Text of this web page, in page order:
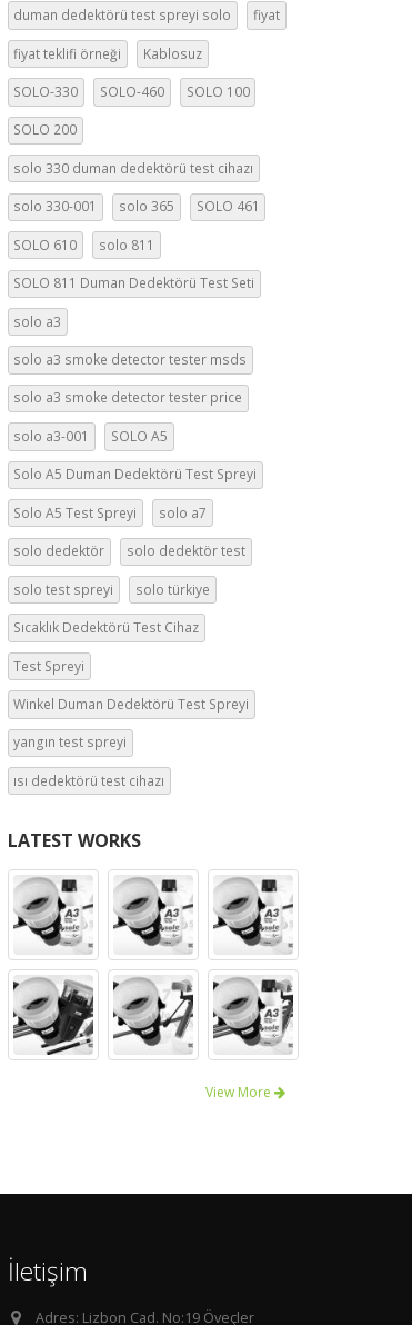
duman dedektörü test spreyi solo fiyat
fiyat teklifi örneği Kablosuz
SOLO-330 SOLO-460 SOLO 100
SOLO 200
solo 330 duman dedektörü test cihazı
solo 330-001 solo 365 SOLO 461
SOLO 610 solo 811
SOLO 811 Duman Dedektörü Test Seti
solo a3
solo a3 smoke detector tester msds
solo a3 smoke detector tester price
solo a3-001 SOLO A5
Solo A5 Duman Dedektörü Test Spreyi
Solo A5 Test Spreyi solo a7
solo dedektör solo dedektör test
solo test spreyi solo türkiye
Sıcaklık Dedektörü Test Cihaz
Test Spreyi
Winkel Duman Dedektörü Test Spreyi
yangın test spreyi
ısı dedektörü test cihazı
LATEST WORKS
View More
İletişim
Adres: Lizbon Cad. No:19 Öveçler